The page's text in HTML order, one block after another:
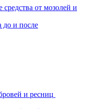
от мозолей и
до и после
и ресниц